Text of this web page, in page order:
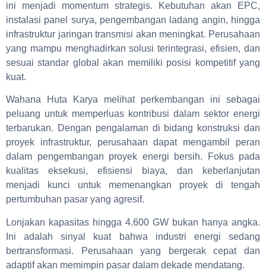
ini menjadi momentum strategis. Kebutuhan akan EPC,
instalasi panel surya, pengembangan ladang angin, hingga
infrastruktur jaringan transmisi akan meningkat. Perusahaan
yang mampu menghadirkan solusi terintegrasi, efisien, dan
sesuai standar global akan memiliki posisi kompetitif yang
kuat.
Wahana Huta Karya melihat perkembangan ini sebagai
peluang untuk memperluas kontribusi dalam sektor energi
terbarukan. Dengan pengalaman di bidang konstruksi dan
proyek infrastruktur, perusahaan dapat mengambil peran
dalam pengembangan proyek energi bersih. Fokus pada
kualitas eksekusi, efisiensi biaya, dan keberlanjutan
menjadi kunci untuk memenangkan proyek di tengah
pertumbuhan pasar yang agresif.
Lonjakan kapasitas hingga 4.600 GW bukan hanya angka.
Ini adalah sinyal kuat bahwa industri energi sedang
bertransformasi. Perusahaan yang bergerak cepat dan
adaptif akan memimpin pasar dalam dekade mendatang.